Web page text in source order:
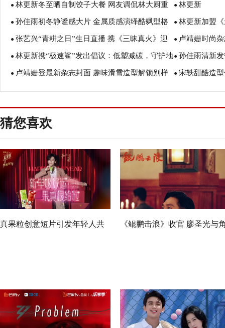
国街舞运动推广大使 愿“愿一切美好
● 林更新冬至晒自制饺子大餐 网友调侃林大厨重
回厨坛
● 林更新
● 孙佳雨初冬静谧感大片 金属质感演绎酷飒型格 ● 林更新加盟
机”
● 张艺兴“青耕之日”生日直播 携《三昧真火》迎
而立之年
● 卢靖姗时尚
力
● 林更新携“极速鲨”发出倡议：低塑减碳，守护地
球生态！
● 孙佳雨清新
则
● 卢靖姗登最新杂志封面 趣味滑雪造型解锁别样
时尚
● 宋轶甜酷造
猜您喜欢
真果粒创意短片引发年轻人共 《鲲鹏击浪》收官 廖圣光与